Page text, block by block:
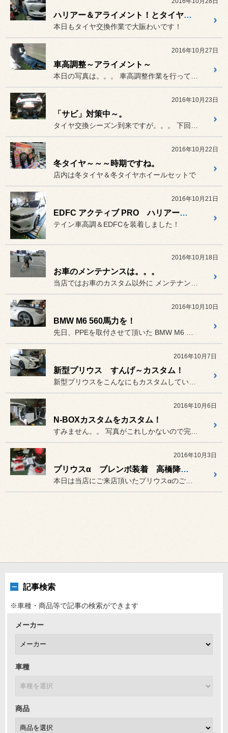
ハリアー＆アライメント！とタイヤ交換。。
本日もタイヤ交換作業で大賑わいです！
2016年10月27日
車高調整～アライメント～
2016年10月23日
「サビ」対策中～。
2016年10月22日
冬タイヤ～～～時期ですね。
店内は冬タイヤ＆冬タイヤホイールセットで
2016年10月21日
EDFC アクティブ PRO ハリアー ！！
テイン車高調＆EDFCを装着しました！
2016年10月18日
お車のメンテナンスは。。。
当店ではお車のカスタム以外に メンテナンスもご提案しています。
2016年10月10日
BMW M6 560馬力を！
先日、PPEを取付させて頂いた BMW M6 の作業風景です。。...
2016年10月7日
新型プリウス すんげ～カスタム！
新型プリウスをこんなにもカスタムしている方は
2016年10月6日
N-BOXカスタムをカスタム！
すみません。。 写真がこれしかないので完成写真が...
2016年10月3日
プリウスα ブレンボ装着 高橋降臨の巻
本日は当店にご来店頂いたプリウスαのご紹介です。
記事検索
※車種・商品等で記事の検索ができます
メーカー
車種
商品